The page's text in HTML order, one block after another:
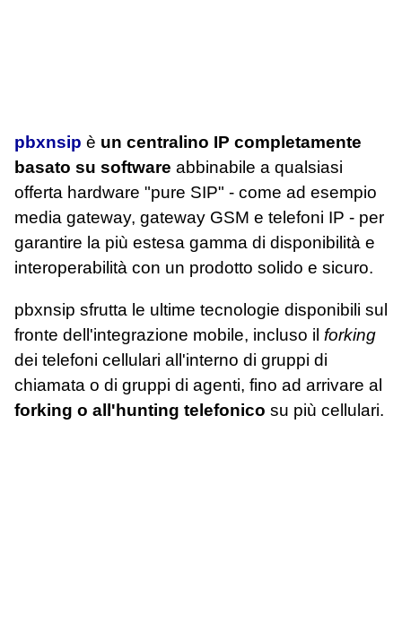
pbxnsip è un centralino IP completamente
basato su software abbinabile a qualsiasi
offerta hardware "pure SIP" - come ad esempio
media gateway, gateway GSM e telefoni IP - per
garantire la più estesa gamma di disponibilità e
interoperabilità con un prodotto solido e sicuro.
pbxnsip sfrutta le ultime tecnologie disponibili sul
fronte dell'integrazione mobile, incluso il forking
dei telefoni cellulari all'interno di gruppi di
chiamata o di gruppi di agenti, fino ad arrivare al
forking o all'hunting telefonico su più cellulari.